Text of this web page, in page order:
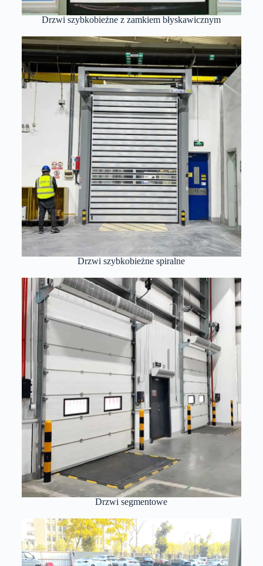
Drzwi szybkobieżne z zamkiem błyskawicznym
Drzwi szybkobieżne spiralne
Drzwi segmentowe